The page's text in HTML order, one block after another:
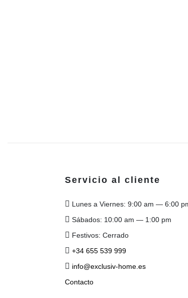
Servicio al cliente
Lunes a Viernes: 9:00 am — 6:00
Sábados: 10:00 am — 1:00 pm
Festivos: Cerrado
+34 655 539 999
info@exclusiv-home.es
Contacto